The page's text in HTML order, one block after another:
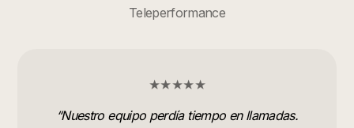
Teleperformance
★★★★★
“Nuestro equipo perdía tiempo en llamadas.